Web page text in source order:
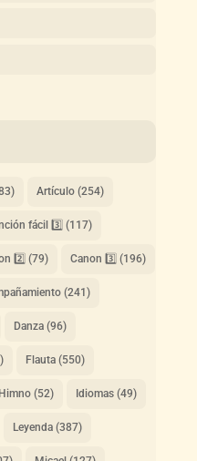
Artículo(254)
fácil 3️⃣ (117)
2️⃣ (79) Canon 3️⃣ (196)
(241)
Danza(96)
Flauta(550)
Himno(52) Idiomas(49)
Leyenda(387)